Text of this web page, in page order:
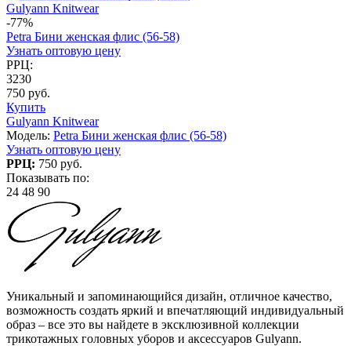
Gulyann Knitwear
-77%
Petra Бини женская флис (56-58)
Узнать оптовую цену
РРЦ:
3230
750 руб.
Купить
Gulyann Knitwear
Модель: Petra Бини женская флис (56-58)
Узнать оптовую цену
РРЦ: 750 руб.
Показывать по:
24 48 90
Уникальный и запоминающийся дизайн, отличное качество,
возможность создать яркий и впечатляющий индивидуальный
образ – все это вы найдете в эксклюзивной коллекции
трикотажных головных уборов и аксессуаров Gulyann.